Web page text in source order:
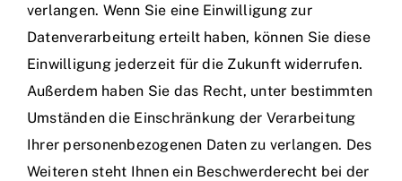
verlangen. Wenn Sie eine Einwilligung zur
Datenverarbeitung erteilt haben, können Sie diese
Einwilligung jederzeit für die Zukunft widerrufen.
Außerdem haben Sie das Recht, unter bestimmten
Umständen die Einschränkung der Verarbeitung
Ihrer personenbezogenen Daten zu verlangen. Des
Weiteren steht Ihnen ein Beschwerderecht bei der